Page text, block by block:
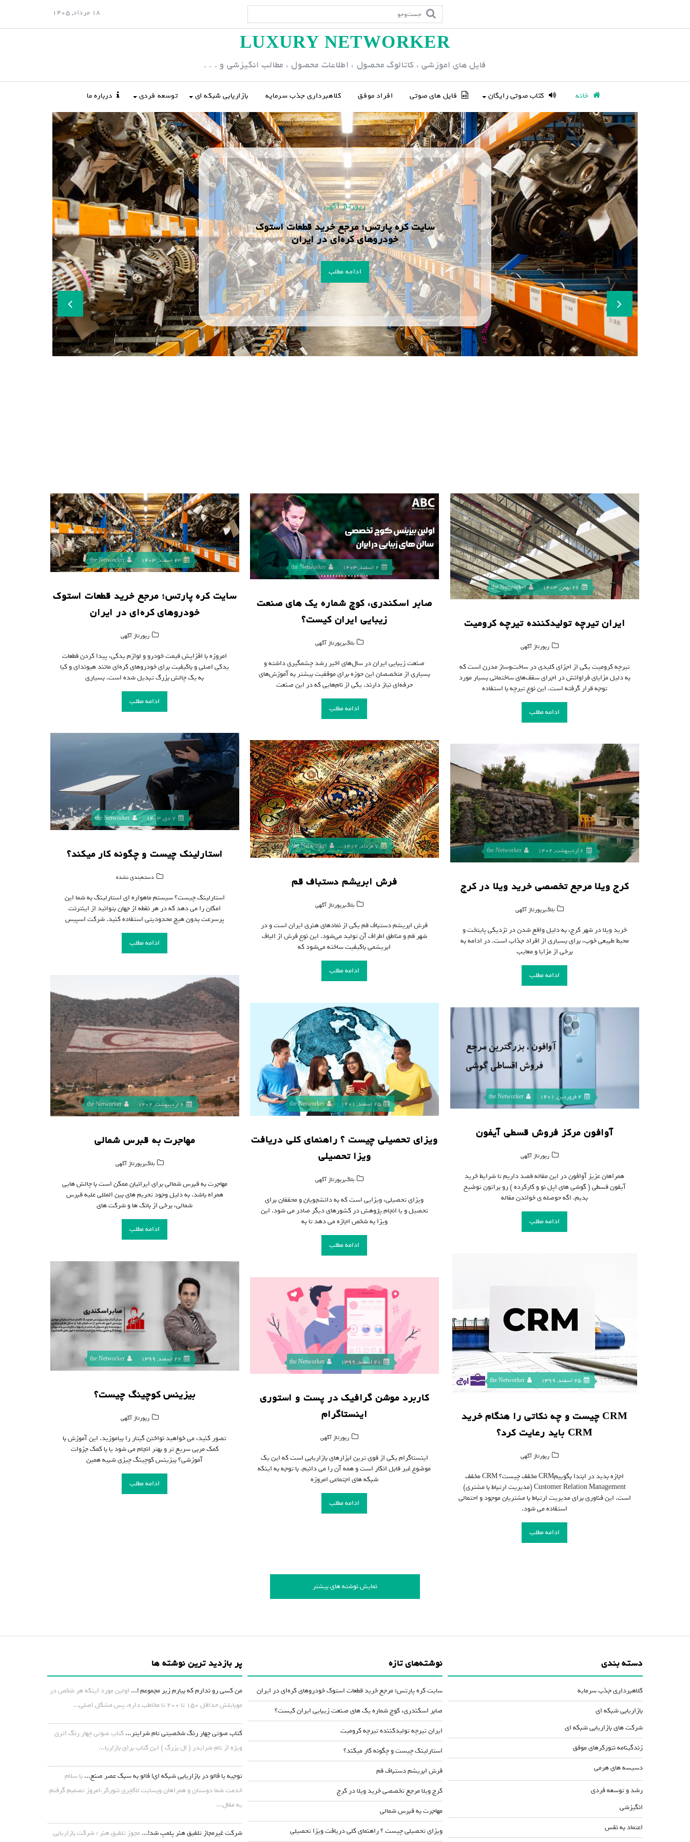
o
18 مرداد, 1405
LUXURY NETWORKER
فایل های اموزشی ، کاتالوگ محصول ، اطلاعات محصول ، مطالب انگیزشی و . . .
خانه کتاب صوتی رایگان فایل های صوتی افراد موفق کلاهبرداری جذب سرمایه بازاریابی شبکه ای توسعه فردی درباره ما
رپورتاژ آگهی
سایت کره پارتس؛ مرجع خرید قطعات استوک
خودروهای کره‌ای در ایران
ادامه مطلب
23 اسفند, 1403 the Networker
سایت کره پارتس؛ مرجع خرید قطعات استوک
خودروهای کره‌ای در ایران
رپورتاژ آگهی
امروزه با افزایش قیمت خودرو و لوازم یدکی، پیدا کردن قطعات
یدکی اصلی و باکیفیت برای خودروهای کره‌ای مانند هیوندای و کیا
به یک چالش بزرگ تبدیل شده است. بسیاری
ادامه مطلب
2 اسفند, 1403 the Networker
صابر اسکندری، کوچ شماره یک های صنعت
زیبایی ایران کیست؟
بلاگ,رپورتاژ آگهی
صنعت زیبایی ایران در سال‌های اخیر رشد چشمگیری داشته و
بسیاری از متخصصان این حوزه برای موفقیت بیشتر به آموزش‌های
حرفه‌ای نیاز دارند. یکی از نام‌هایی که در این صنعت
ادامه مطلب
26 بهمن, 1403 the Networker
ایران تیرچه تولیدکننده تیرچه کرومیت
رپورتاژ آگهی
تیرچه کرومیت یکی از اجزای کلیدی در ساخت‌وساز مدرن است که
به دلیل مزایای فراوانش در اجرای سقف‌های ساختمانی بسیار مورد
توجه قرار گرفته است. این نوع تیرچه با استفاده
ادامه مطلب
7 دی, 1403 the Networker
استارلینک چیست و چگونه کار میکند؟
دسته‌بندی نشده
استارلینک چیست؟ سیستم ماهواره ای استارلینک به شما این
امکان را می دهد که در هر نقطه از جهان بتوانید از اینترنت
پرسرعت بدون هیچ محدودیتی استفاده کنید. شرکت اسپیس
ادامه مطلب
7 مرداد, 1402 the Networker
فرش ابریشم دستباف قم
بلاگ,رپورتاژ آگهی
فرش ابریشم دستباف قم یکی از نمادهای هنری ایران است و در
شهر قم و مناطق اطراف آن تولید می‌شود. این نوع فرش از الیاف
ابریشمی باکیفیت ساخته می‌شود که
ادامه مطلب
6 اردیبهشت, 1402 the Networker
کرج ویلا مرجع تخصصی خرید ویلا در کرج
بلاگ,رپورتاژ آگهی
خرید ویلا در شهر کرج، به دلیل واقع شدن در نزدیکی پایتخت و
محیط طبیعی خوب، برای بسیاری از افراد جذاب است. در ادامه به
برخی از مزایا و معایب
ادامه مطلب
6 اردیبهشت, 1402 the Networker
مهاجرت به قبرس شمالی
بلاگ,رپورتاژ آگهی
مهاجرت به قبرس شمالی برای ایرانیان ممکن است با چالش هایی
همراه باشد. به دلیل وجود تحریم های بین المللی علیه قبرس
شمالی، برخی از بانک ها و شرکت های
ادامه مطلب
25 اسفند, 1401 the Networker
ویزای تحصیلی چیست ؟ راهنمای کلی دریافت
ویزا تحصیلی
بلاگ,رپورتاژ آگهی
ویزای تحصیلی، ویزایی است که به دانشجویان و محققان برای
تحصیل و یا انجام پژوهش در کشورهای دیگر صادر می شود. این
ویزا به شخص اجازه می دهد تا به
ادامه مطلب
4 فروردین, 1401 the Networker
آوافون مرکز فروش قسطی آیفون
رپورتاژ آگهی
همراهان عزیز آوافون در این مقاله قصد داریم تا شرایط خرید
آیفون قسطی ( گوشی های اپل نو و کارکرده ) رو براتون توضیح
بدیم. اگه حوصله ی خواندن مقاله
ادامه مطلب
25 اسفند, 1399 the Networker
CRM چیست و چه نکاتی را هنگام خرید
CRM باید رعایت کرد؟
رپورتاژ آگهی
اجازه بدید در ابتدا بگوییمCRM مخفف چیست؟ CRM مخفف
Customer Relation Management (مدیریت ارتباط با مشتری)
است. این فناوری برای مدیریت ارتباط با مشتریان موجود و احتمالی
استفاده می شود.
ادامه مطلب
22 اسفند, 1399 the Networker
بیزینس کوچینگ چیست؟
رپورتاژ آگهی
تصور کنید، می خواهید نواختن گیتار را بیاموزید. این آموزش با
کمک مربی سریع تر و بهتر انجام می شود یا با کمک جزوات
آموزشی؟ بیزینس کوچینگ چیزی شبیه همین
ادامه مطلب
21 اسفند, 1399 the Networker
کاربرد موشن گرافیک در پست و استوری
اینستاگرام
رپورتاژ آگهی
اینستاگرام یکی از قوی ترین ابزارهای بازاریابی است که این یک
موضوع غیر قابل انکار است و همه آن را می دانیم. با توجه به اینکه
شبکه های اجتماعی امروزه
ادامه مطلب
نمایش نوشته های بیشتر
پر بازدید ترین نوشته ها
من کسی رو ندارم که بیارم زیر مجموعم !... اولین مورد اینکه هر شخص در
موبایلش حداقل ۱۵۰ تا ۲۰۰ تا مخاطب داره، پس مشکل اصلی...
کتاب صوتی چهار رنگ شخصیتی تام شرایتر...کتاب صوتی چهار رنگ اثری
ویژه از تام شرایدر ( ال بزرگ ) این کتاب برای بازاریا...
توجیه یا فالو در بازاریابی شبکه ای! فالو به سبک عصر صنع...با سلام
خدمت شما دوستان و همراهان وبسایت لاکچری نتورکر.امروز تصمیم گرفتم
یه مقال...
شرکت غیرمجاز تلفیق هنر پلمپ شد!...مجوز تلفیق هنر : شرکت بازاریابی
نوشته‌های تازه
سایت کره پارتس؛ مرجع خرید قطعات استوک خودروهای کره‌ای در ایران
صابر اسکندری، کوچ شماره یک های صنعت زیبایی ایران کیست؟
ایران تیرچه تولیدکننده تیرچه کرومیت
استارلینک چیست و چگونه کار میکند؟
فرش ابریشم دستباف قم
کرج ویلا مرجع تخصصی خرید ویلا در کرج
مهاجرت به قبرس شمالی
ویزای تحصیلی چیست ؟ راهنمای کلی دریافت ویزا تحصیلی
دسته بندی
کلاهبرداری جذب سرمایه
بازاریابی شبکه ای
شرکت های بازاریابی شبکه ای
زندگینامه نتورکرهای موفق
دسیسه های هرمی
رشد و توسعه فردی
انگیزشی
اعتماد به نفس